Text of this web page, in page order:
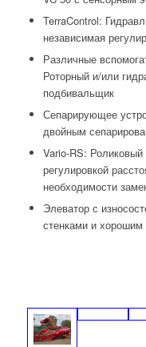
TerraControl:
независимая
Различные
Роторный и/или
подбивальщик
Сепарирующее
двойным
Vario-RS: Роликовый
регулировкой
необходимости
Элеватор с
стенками и хорошим